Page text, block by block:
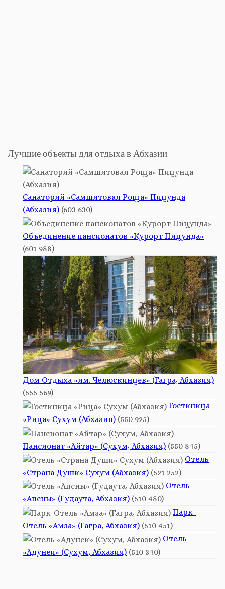
Лучшие объекты для отдыха в Абхазии
Санаторий «Самшитовая Роща» Пицунда
(Абхазия) (603 630)
Объединение пансионатов «Курорт Пицунда»
(601 988)
Дом Отдыха «им. Челюскинцев» (Гагра, Абхазия)
(555 569)
Гостиница
«Рица» Сухум (Абхазия) (550 925)
Пансионат «Айтар» (Сухум, Абхазия) (550 845)
Отель
«Страна Души» Сухум (Абхазия) (521 252)
Отель
«Апсны» (Гудаута, Абхазия) (510 480)
Парк-
Отель «Амза» (Гагра, Абхазия) (510 451)
Отель
«Адунеи» (Сухум, Абхазия) (510 340)